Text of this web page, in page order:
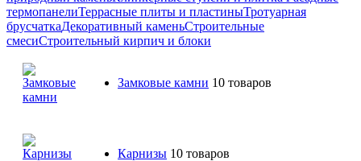
термопанелиТеррасные плиты и пластиныТротуарная
брусчаткаДекоративный каменьСтроительные
смесиСтроительный кирпич и блоки
Замковые камни 10 товаров
Карнизы 10 товаров